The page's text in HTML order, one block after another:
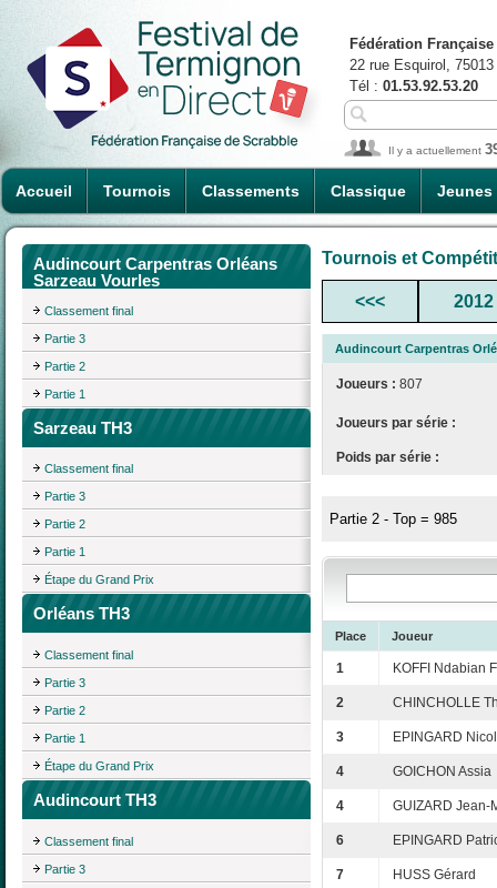
Accueil Tournois Classements Classique Jeunes
Fédération
22 rue Esquirol,
Tél : 01.53.92.53.20
Il y a actuellement
Audincourt Carpentras Orléans
Sarzeau Vourles
Classement final
Partie 3
Partie 2
Partie 1
Sarzeau TH3
Classement final
Partie 3
Partie 2
Partie 1
Étape du Grand Prix
Orléans TH3
Classement final
Partie 3
Partie 2
Partie 1
Étape du Grand Prix
Audincourt TH3
Classement final
Partie 3
Tournois et
<<< 2012
Audincourt Carpentras
Joueurs : 807
Joueurs par série :
Poids par série :
Partie 2 - Top = 985
Place Joueur
1 KOFFI Ndabian
2 CHINCHOLLE
3 EPINGARD
4 GOICHON Assia
4 GUIZARD Jean-
6 EPINGARD
7 HUSS Gérard